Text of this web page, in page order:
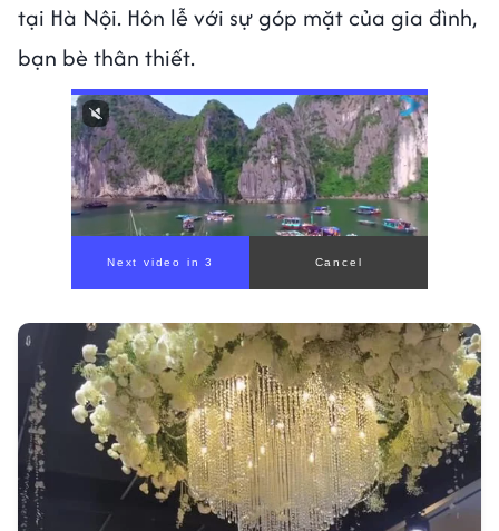
tại Hà Nội. Hôn lễ với sự góp mặt của gia đình,
bạn bè thân thiết.